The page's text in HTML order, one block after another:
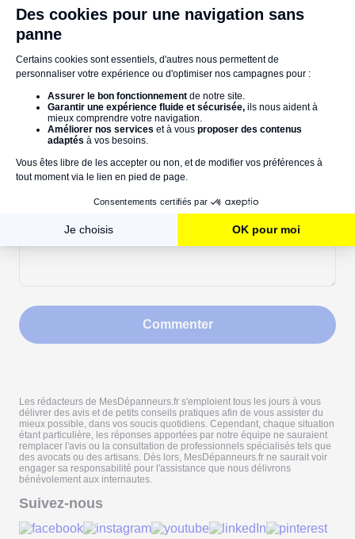
Commentaires :
Votre nom
Commentaires
Commenter
Les rédacteurs de MesDépanneurs.fr s'emploient tous les jours à vous
délivrer des avis et de petits conseils pratiques afin de vous assister du
mieux possible, dans vos soucis quotidiens. Cependant, chaque situation
étant particulière, les réponses apportées par notre équipe ne sauraient
remplacer l'avis ou la consultation de professionnels spécialisés tels que
des avocats ou des artisans. Dès lors, MesDépanneurs.fr ne saurait voir
engager sa responsabilité pour l'assistance que nous délivrons
bénévolement aux internautes.
Suivez-nous